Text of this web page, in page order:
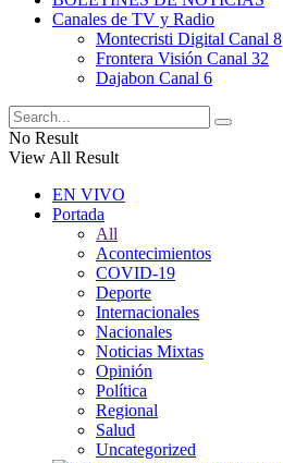
Canales de TV y Radio
Montecristi Digital Canal 8
Frontera Visión Canal 32
Dajabon Canal 6
No Result
View All Result
EN VIVO
Portada
All
Acontecimientos
COVID-19
Deporte
Internacionales
Nacionales
Noticias Mixtas
Opinión
Política
Regional
Salud
Uncategorized